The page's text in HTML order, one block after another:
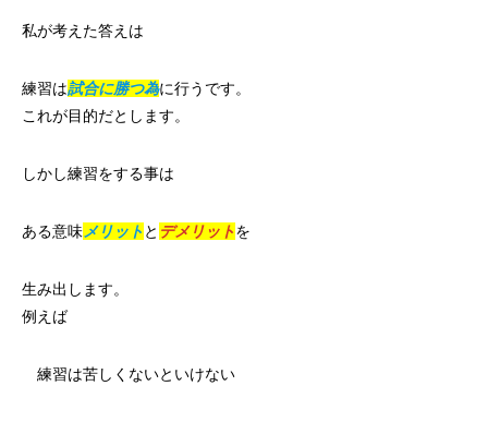
私が考えた答えは
練習は試合に勝つ為に行うです。
これが目的だとします。
しかし練習をする事は
ある意味メリット と デメリットを
生み出します。
例えば
練習は苦しくないといけない